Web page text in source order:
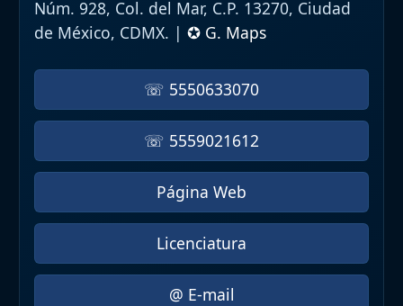
Núm. 928, Col. del Mar, C.P. 13270, Ciudad
de México, CDMX. | ✪ G. Maps
☏ 5550633070
☏ 5559021612
Página Web
Licenciatura
@ E-mail